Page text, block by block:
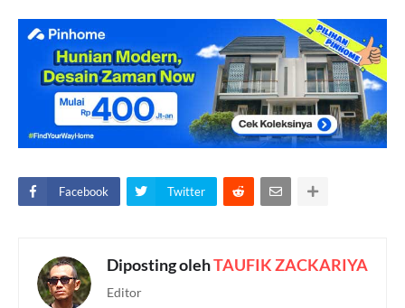
Facebook Twitter
Diposting olehTAUFIK ZACKARIYA
Editor